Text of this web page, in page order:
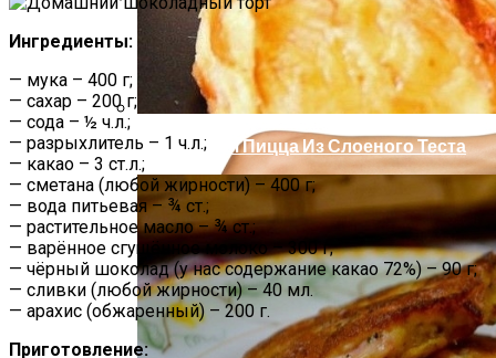
Как Хранить Зимнюю Одежду И Обувь
Необычная Пицца Из Слоеного Теста
Ингредиенты:
— мука – 400 г;
— сахар – 200 г;
— сода – ½ ч.л.;
— разрыхлитель – 1 ч.л.;
— какао – 3 ст.л.;
— сметана (любой жирности) – 400 г;
— вода питьевая – ¾ ст.;
— растительное масло – ¾ ст.;
— варённое сгущённое молоко – 300 г;
— чёрный шоколад (у нас содержание какао 72%) – 90 г;
— сливки (любой жирности) – 40 мл.
— арахис (обжаренный) – 200 г.
Приготовление: